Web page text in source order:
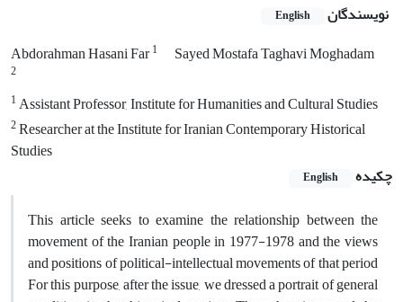
نویسندگان English
Abdorahman Hasani Far1 Sayed Mostafa Taghavi Moghadam
2
1Assistant Professor, Institute for Humanities and Cultural Studies
2Researcher at the Institute for Iranian Contemporary Historical
Studies
چکیده
English
This article seeks to examine the relationship between the
movement of the Iranian people in 1977-1978 and the views
and positions of political-intellectual movements of that period
For this purpose, after the issue, we dressed a portrait of general